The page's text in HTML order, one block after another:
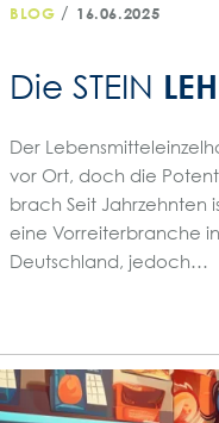
BLOG / 16.06.2025
Die STEIN
Der
vor Ort, doch die
brach Seit Jahrzehnten
eine Vorreiterbranche in
Deutschland, jedoch…